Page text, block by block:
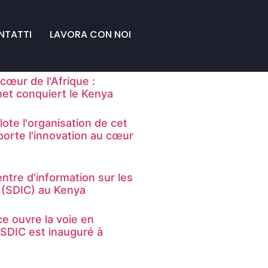
LAVORA CON NOI
de l'Afrique :
conquiert le Kenya
l'organisation de cet
l'innovation au cœur
d'information sur les
au Kenya
ouvre la voie en
est inauguré à